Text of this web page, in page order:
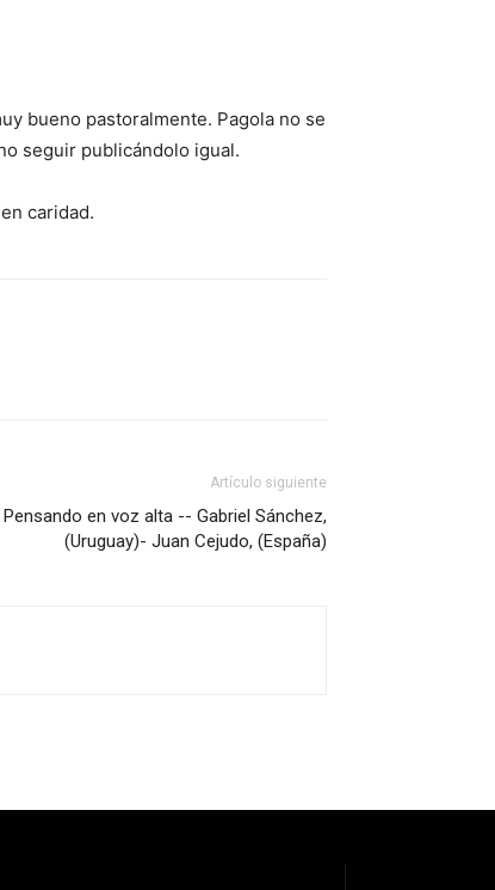
bueno pastoralmente. Pagola no se
seguir publicándolo igual.
caridad.
Artículo siguiente
Pensando en voz alta -- Gabriel Sánchez,
(Uruguay)- Juan Cejudo, (España)